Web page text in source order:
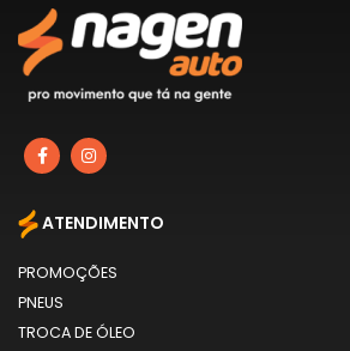
ATENDIMENTO
PROMOÇÕES
PNEUS
TROCA DE ÓLEO